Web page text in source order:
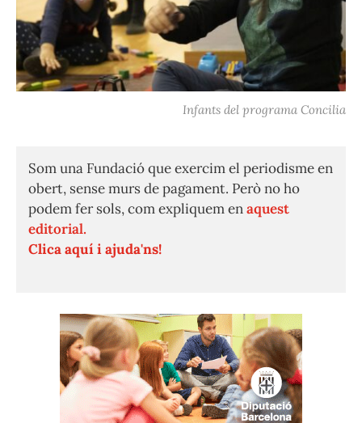
Infants del programa Concilia
Som una Fundació que exercim el periodisme en
obert, sense murs de pagament. Però no ho
podem fer sols, com expliquem enaquest
editorial.
Clica aquí i ajuda'ns!